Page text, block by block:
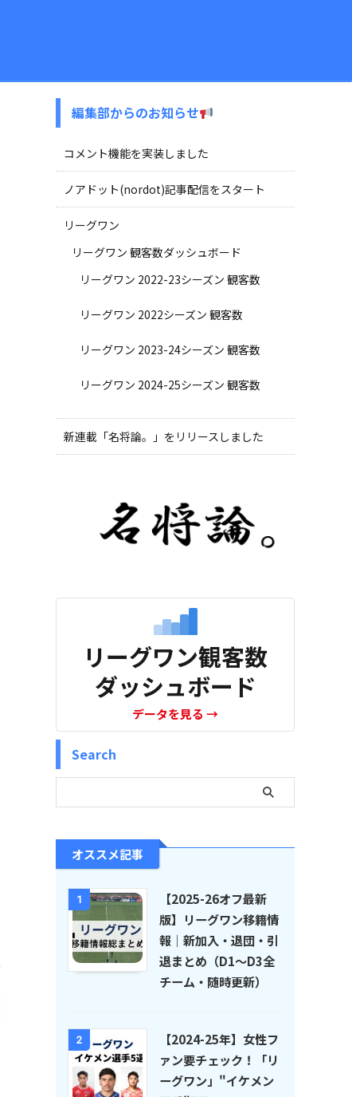
編集部からのお知らせ
コメント機能を実装しました
ノアドット(nordot)記事配信をスタート
リーグワン
リーグワン 観客数ダッシュボード
リーグワン 2022-23シーズン 観客数
リーグワン 2022シーズン 観客数
リーグワン 2023-24シーズン 観客数
リーグワン 2024-25シーズン 観客数
新連載「名将論。」をリリースしました
リーグワン観客数
ダッシュボード
データを見る →
Search
オススメ記事
1
【2025-26オフ最新
版】リーグワン移籍情
報｜新加入・退団・引
退まとめ（D1〜D3全
チーム・随時更新）
2
【2024-25年】女性フ
ァン要チェック！「リ
ーグワン」"イケメン